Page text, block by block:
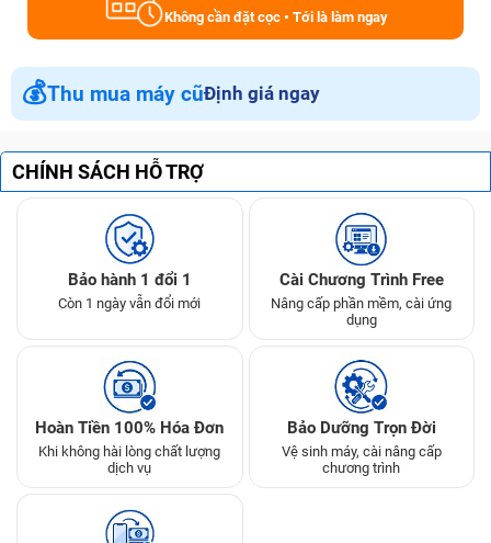
Không cần đặt cọc • Tới là làm ngay
💰Thu mua máy cũĐịnh giá ngay
CHÍNH SÁCH HỖ TRỢ
Bảo hành 1 đổi 1
Còn 1 ngày vẫn đổi mới
Cài Chương Trình Free
Nâng cấp phần mềm, cài ứng
dụng
Hoàn Tiền 100% Hóa Đơn
Khi không hài lòng chất lượng
dịch vụ
Bảo Dưỡng Trọn Đời
Vệ sinh máy, cài nâng cấp
chương trình